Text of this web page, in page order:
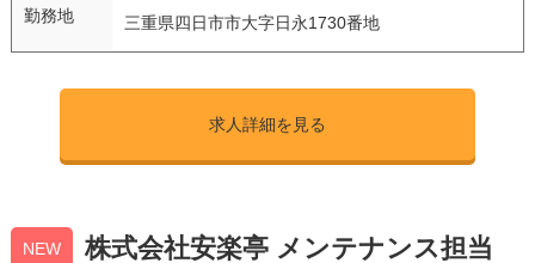
勤務地 三重県四日市市大字日永1730番地
求人詳細を見る
NEW 株式会社安楽亭 メンテナンス担当